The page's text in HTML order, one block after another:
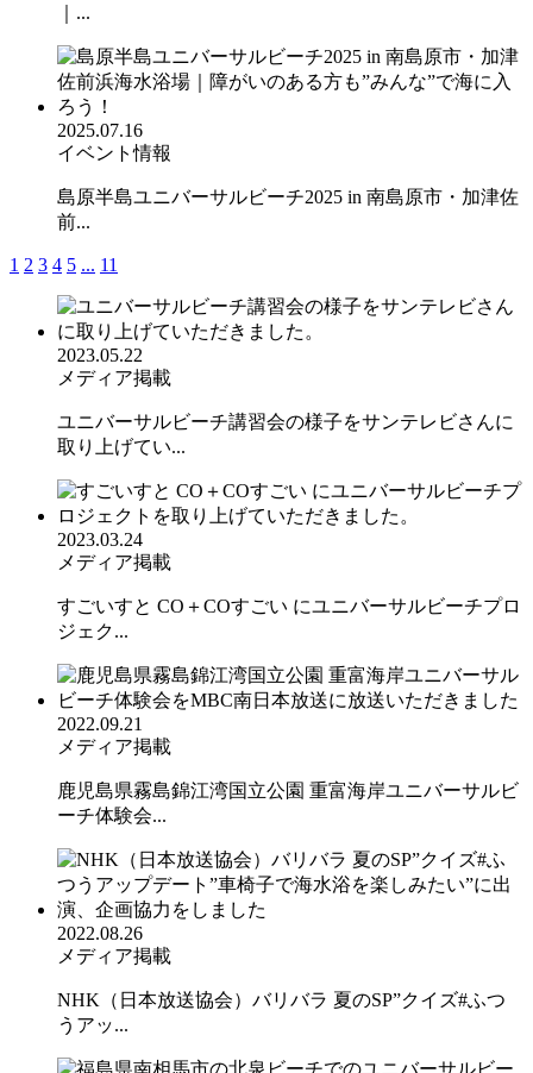
｜...
2025.07.16
イベント情報
島原半島ユニバーサルビーチ2025 in 南島原市・加津佐
前...
1 2 3 4 5 ... 11
2023.05.22
メディア掲載
ユニバーサルビーチ講習会の様子をサンテレビさんに
取り上げてい...
2023.03.24
メディア掲載
すごいすと CO＋COすごい にユニバーサルビーチプロ
ジェク...
2022.09.21
メディア掲載
鹿児島県霧島錦江湾国立公園 重富海岸ユニバーサルビ
ーチ体験会...
2022.08.26
メディア掲載
NHK（日本放送協会）バリバラ 夏のSP”クイズ#ふつ
うアッ...